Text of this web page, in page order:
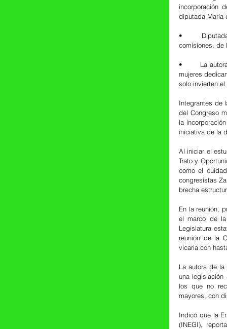
incorporación
diputada María
•	Diputadas de morena y del PVEM también destacaron la aprobación, en otra reunión de
comisiones, de
•	La autora de la iniciativa indicó que la Encuesta Nacional sobre Uso del Tiempo reporta que las
mujeres
solo invierten el
Integrantes de
del Congreso
la
iniciativa de la
Al iniciar el
Trato y
como el
congresistas
brecha
En la reunión,
el marco de la
Legislatura
reunión de la
vicaria con
La autora de
una
los que no
mayores, con
Indicó que la
(INEGI),